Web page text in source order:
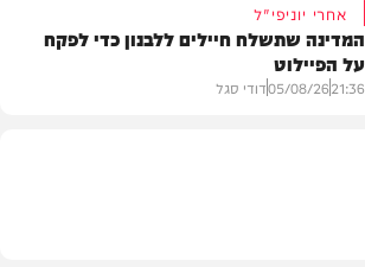
אחרי יוניפי"ל
המדינה שתשלח חיילים ללבנון כדי לפקח
על הפיילוט
21:36
05/08/26דודי סגל